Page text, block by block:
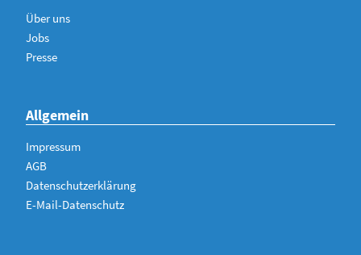
Über uns
Jobs
Presse
Allgemein
Impressum
AGB
Datenschutzerklärung
E-Mail-Datenschutz